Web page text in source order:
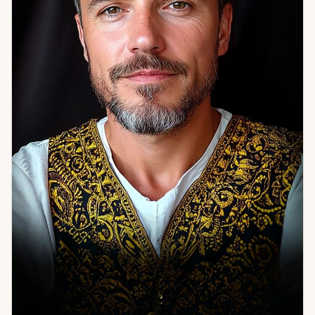
мне точно определить суть проблемы и предложить
конкретные шаги. Я верю, что каждый человек способен
выйти из тупика, если вовремя увидеть знаки и понять их
смысл. Приглашаю вас на личную консультацию — вместе
мы найдем ответы и откроем путь к гармонии и успеху.